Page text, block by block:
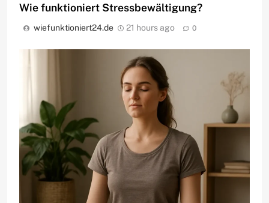
Wie funktioniert Stressbewältigung?
wiefunktioniert24.de 21 hours ago 0